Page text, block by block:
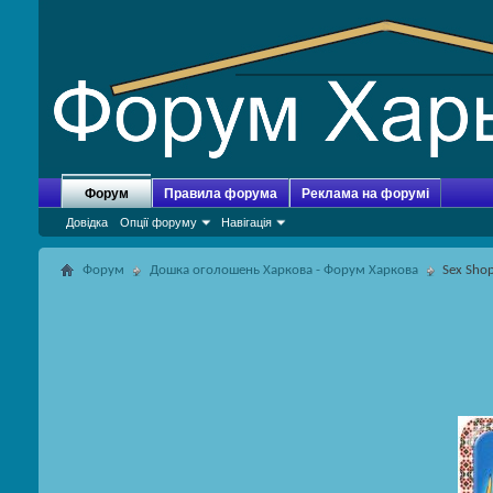
Форум
Довідка Опції форуму Навігація
Правила форума Реклама на форумі
Форум Дошка оголошень Харкова - Форум Харкова Sex